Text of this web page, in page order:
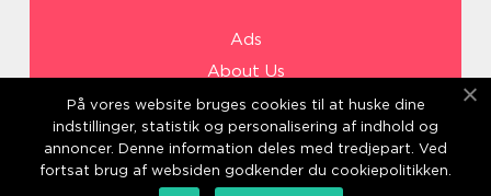
Ads
About Us
Cookies
Contact
Sitemap
På vores website bruges cookies til at huske dine
indstillinger, statistik og personalisering af indhold og
annoncer. Denne information deles med tredjepart. Ved
fortsat brug af websiden godkender du cookiepolitikken.